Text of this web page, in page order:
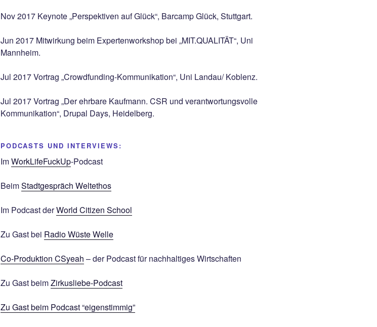
Nov 2017 Keynote „Perspektiven auf Glück“, Barcamp Glück, Stuttgart.
Jun 2017 Mitwirkung beim Expertenworkshop bei „MIT.QUALITÄT“, Uni
Mannheim.
Jul 2017 Vortrag „Crowdfunding-Kommunikation“, Uni Landau/ Koblenz.
Jul 2017 Vortrag „Der ehrbare Kaufmann. CSR und verantwortungsvolle
Kommunikation“, Drupal Days, Heidelberg.
PODCASTS UND INTERVIEWS:
ImWorkLifeFuckUp-Podcast
BeimStadtgespräch Weltethos
Im Podcast derWorld Citizen School
Zu Gast bei Radio Wüste Welle
Co-Produktion CSyeah – der Podcast für nachhaltiges Wirtschaften
Zu Gast beimZirkusliebe-Podcast
Zu Gast beim Podcast “eigenstimmig”